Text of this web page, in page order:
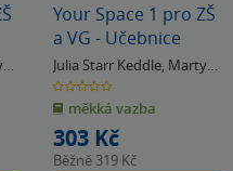
Your Space 1 pro ZŠ
a VG - Učebnice
Julia Starr Keddle, Martyn
Hobbs
0.0
z
5
hvězdiček
měkká vazba
303 Kč
Běžně 319 Kč